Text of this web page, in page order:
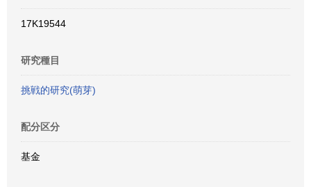
17K19544
研究種目
挑戦的研究(萌芽)
配分区分
基金